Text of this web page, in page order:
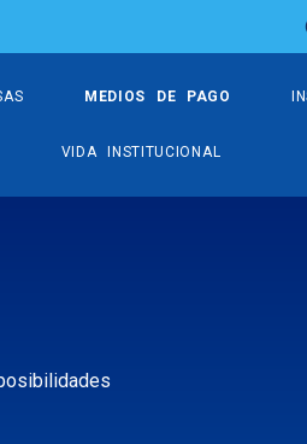
MEDIOS DE PAGO
VIDA INSTITUCIONAL